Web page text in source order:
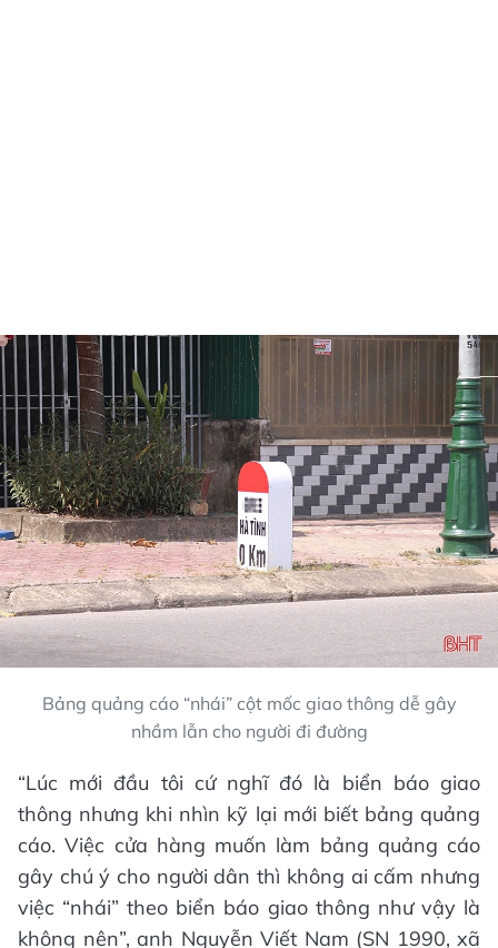
Bảng quảng cáo “nhái” cột mốc giao thông dễ gây
nhầm lẫn cho người đi đường
“Lúc mới đầu tôi cứ nghĩ đó là biển báo giao
thông nhưng khi nhìn kỹ lại mới biết bảng quảng
cáo. Việc cửa hàng muốn làm bảng quảng cáo
gây chú ý cho người dân thì không ai cấm nhưng
việc “nhái” theo biển báo giao thông như vậy là
không nên”, anh Nguyễn Viết Nam (SN 1990, xã